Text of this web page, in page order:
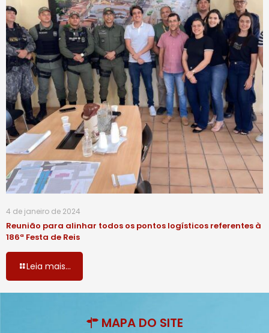
4 de janeiro de 2024
Reunião para alinhar todos os pontos logísticos referentes à
186ª Festa de Reis
Leia mais...
MAPA DO SITE